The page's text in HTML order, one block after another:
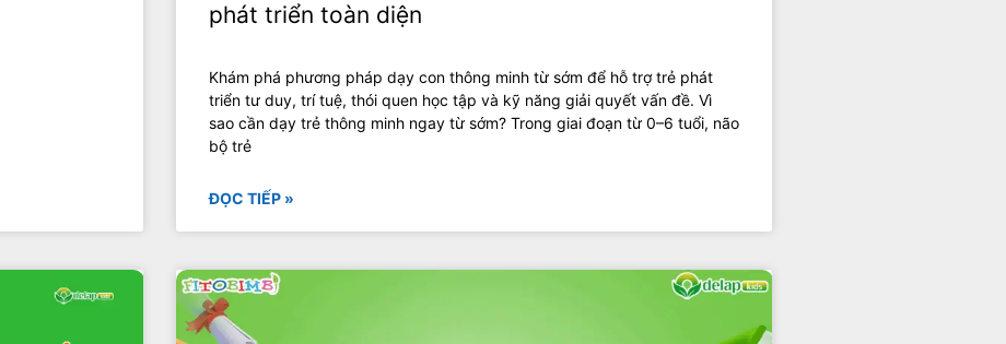
phát triển toàn diện
Khám phá phương pháp dạy con thông minh từ sớm để hỗ trợ trẻ phát
triển tư duy, trí tuệ, thói quen học tập và kỹ năng giải quyết vấn đề. Vì
sao cần dạy trẻ thông minh ngay từ sớm? Trong giai đoạn từ 0–6 tuổi, não
bộ trẻ
ĐỌC TIẾP »